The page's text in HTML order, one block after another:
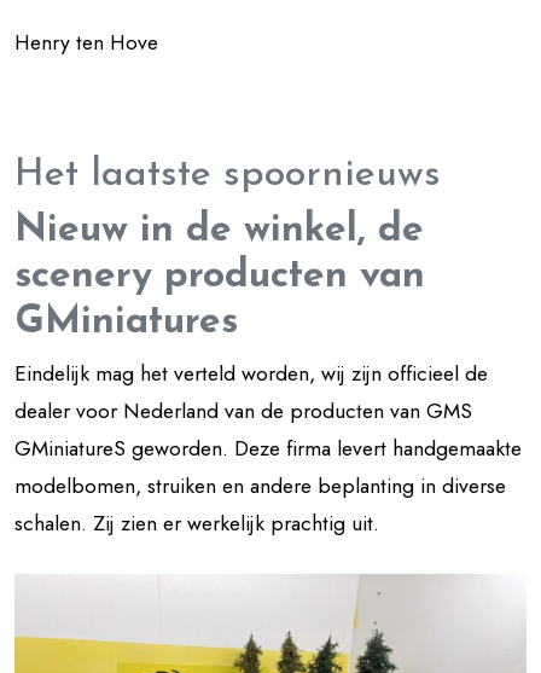
Henry ten Hove
Het laatste spoornieuws
Nieuw in de winkel, de
scenery producten van
GMiniatures
Eindelijk mag het verteld worden, wij zijn officieel de
dealer voor Nederland van de producten van GMS
GMiniatureS geworden. Deze firma levert handgemaakte
modelbomen, struiken en andere beplanting in diverse
schalen. Zij zien er werkelijk prachtig uit.